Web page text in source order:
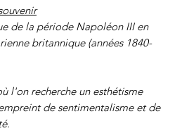
de la période Napoléon III en
britannique (années 1840-
l'on recherche un esthétisme
de sentimentalisme et de